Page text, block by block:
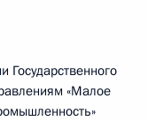
Государственного
«Малое